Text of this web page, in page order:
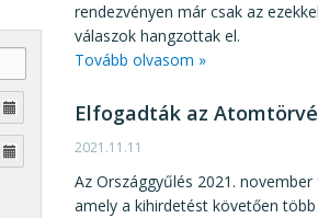
rendezvényen már csak az
válaszok hangzottak el.
Tovább olvasom »
Elfogadták az
2021.11.11
Az Országgyűlés 2021.
amely a kihirdetést követően